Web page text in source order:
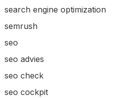
search engine optimization
semrush
seo
seo advies
seo check
seo cockpit